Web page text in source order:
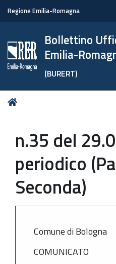
Regione Emilia-Romagna
Bollettino
Emilia-
(BURERT)
Tu
n.35 del
periodico
Seconda)
Comune di Bologna
COMUNICATO